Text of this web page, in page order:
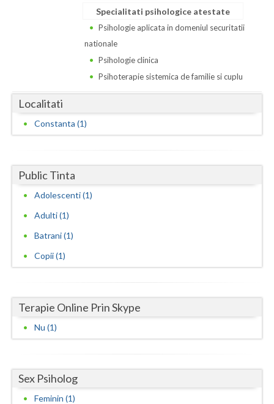
Giurgiu
Gorj
Hunedoara
Iasi
Ilfov
Maramures
Mures
Neamt
Prahova
Specialitati psihologice atestate
Psihologie aplicata in domeniul securitatii
nationale
Psihologie clinica
Psihoterapie sistemica de familie si cuplu
Localitati
Constanta (1)
Public Tinta
Adolescenti (1)
Adulti (1)
Batrani (1)
Copii (1)
Terapie Online Prin Skype
Nu (1)
Sex Psiholog
Feminin (1)